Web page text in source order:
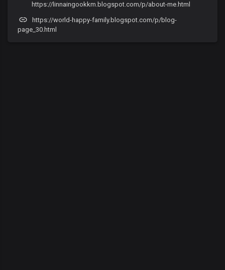
https://linnaingookkm.blogspot.com/p/about-me.html
https://world-happy-family.blogspot.com/p/blog-
page_30.html